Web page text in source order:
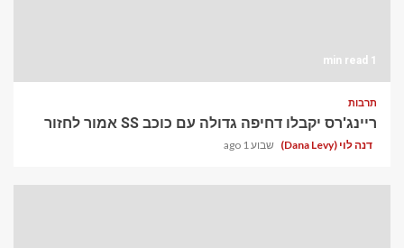
1 min read
תרבות
ריינג'רס יקבלו דחיפה גדולה עם כוכב SS אמור לחזור
דנה לוי (Dana Levy) שבוע 1 ago